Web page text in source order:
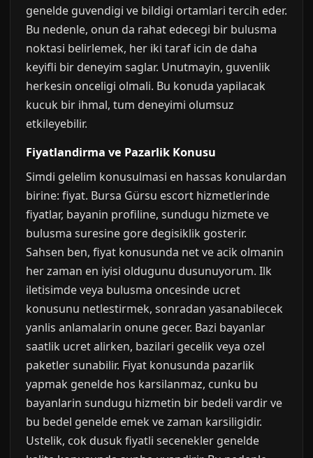
genelde guvendigi ve bildigi ortamlari tercih eder.
Bu nedenle, onun da rahat edecegi bir bulusma
noktasi belirlemek, her iki taraf icin de daha
keyifli bir deneyim saglar. Unutmayin, guvenlik
herkesin onceligi olmali. Bu konuda yapilacak
kucuk bir ihmal, tum deneyimi olumsuz
etkileyebilir.
Fiyatlandirma ve Pazarlik Konusu
Simdi gelelim konusulmasi en hassas konulardan
birine: fiyat. Bursa Gürsu escort hizmetlerinde
fiyatlar, bayanin profiline, sundugu hizmete ve
bulusma suresine gore degisiklik gosterir.
Sahsen ben, fiyat konusunda net ve acik olmanin
her zaman en iyisi oldugunu dusunuyorum. Ilk
iletisimde veya bulusma oncesinde ucret
konusunu netlestirmek, sonradan yasanabilecek
yanlis anlamalarin onune gecer. Bazi bayanlar
saatlik ucret alirken, bazilari gecelik veya ozel
paketler sunabilir. Fiyat konusunda pazarlik
yapmak genelde hos karsilanmaz, cunku bu
bayanlarin sundugu hizmetin bir bedeli vardir ve
bu bedel genelde emek ve zaman karsiligidir.
Ustelik, cok dusuk fiyatli secenekler genelde